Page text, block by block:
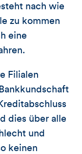
nach wie
zu kommen
eine
Filialen
dies über alle
und
keinen